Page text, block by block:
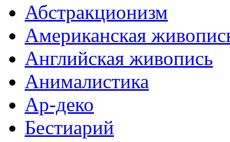
Абстракционизм
Американская
Английская живопись
Анималистика
Ар-деко
Бестиарий